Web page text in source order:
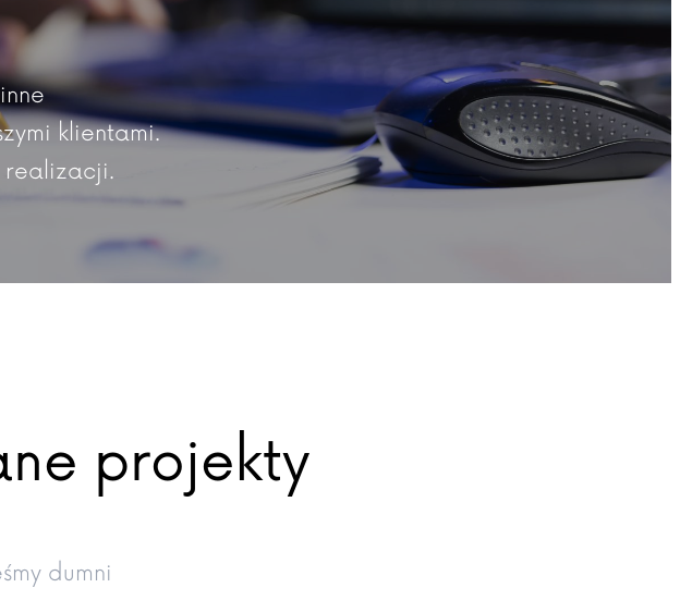
klientami.
realizacji.
projekty
dumni